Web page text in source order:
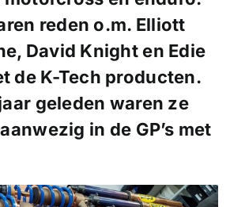
reden o.m. Elliott
David Knight en Edie
de K-Tech producten.
geleden waren ze
in de GP’s met